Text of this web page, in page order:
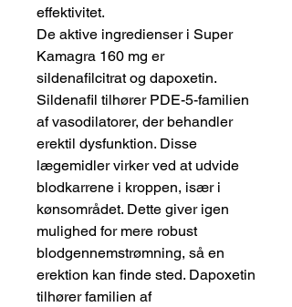
effektivitet.
De aktive ingredienser i Super
Kamagra 160 mg er
sildenafilcitrat og dapoxetin.
Sildenafil tilhører PDE-5-familien
af ​​vasodilatorer, der behandler
erektil dysfunktion. Disse
lægemidler virker ved at udvide
blodkarrene i kroppen, især i
kønsområdet. Dette giver igen
mulighed for mere robust
blodgennemstrømning, så en
erektion kan finde sted. Dapoxetin
tilhører familien af ​​